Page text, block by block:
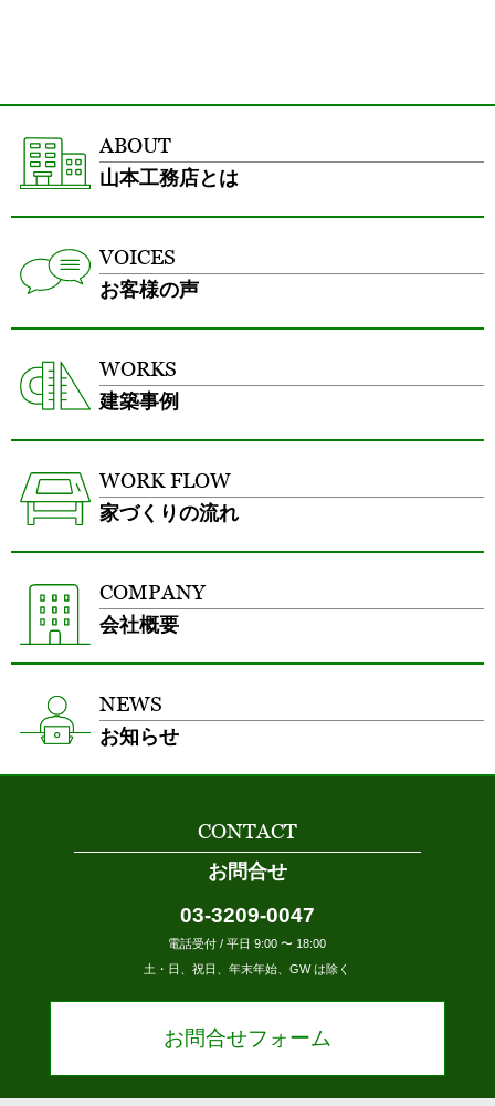
ABOUT
山本工務店とは
VOICES
お客様の声
WORKS
建築事例
WORK FLOW
家づくりの流れ
COMPANY
会社概要
NEWS
お知らせ
CONTACT
お問合せ
03-3209-0047
電話受付 / 平日 9:00 〜 18:00
土・日、祝日、年末年始、GW は除く
お問合せフォーム